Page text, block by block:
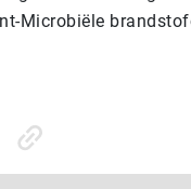
Microbiële